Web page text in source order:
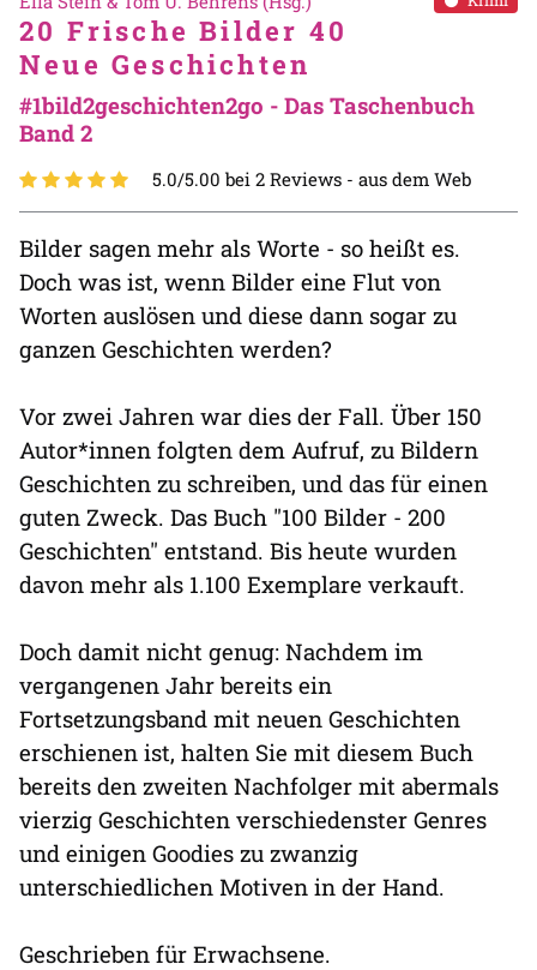
20 Frische Bilder 40
Neue Geschichten
#1bild2geschichten2go - Das Taschenbuch
Band 2
5.0/5.00 bei 2 Reviews - aus dem Web
Bilder sagen mehr als Worte - so heißt es.
Doch was ist, wenn Bilder eine Flut von
Worten auslösen und diese dann sogar zu
ganzen Geschichten werden?
Vor zwei Jahren war dies der Fall. Über 150
Autor*innen folgten dem Aufruf, zu Bildern
Geschichten zu schreiben, und das für einen
guten Zweck. Das Buch "100 Bilder - 200
Geschichten" entstand. Bis heute wurden
davon mehr als 1.100 Exemplare verkauft.
Doch damit nicht genug: Nachdem im
vergangenen Jahr bereits ein
Fortsetzungsband mit neuen Geschichten
erschienen ist, halten Sie mit diesem Buch
bereits den zweiten Nachfolger mit abermals
vierzig Geschichten verschiedenster Genres
und einigen Goodies zu zwanzig
unterschiedlichen Motiven in der Hand.
Geschrieben für Erwachsene.